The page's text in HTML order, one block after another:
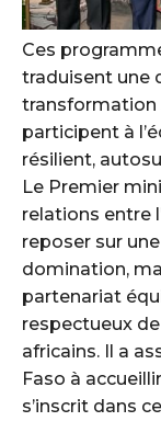
Ces
traduisent une
transformation
participent à
résilient,
Le Premier
relations entre
reposer sur
domination,
partenariat
respectueux
africains. Il a
Faso à
s’inscrit dans